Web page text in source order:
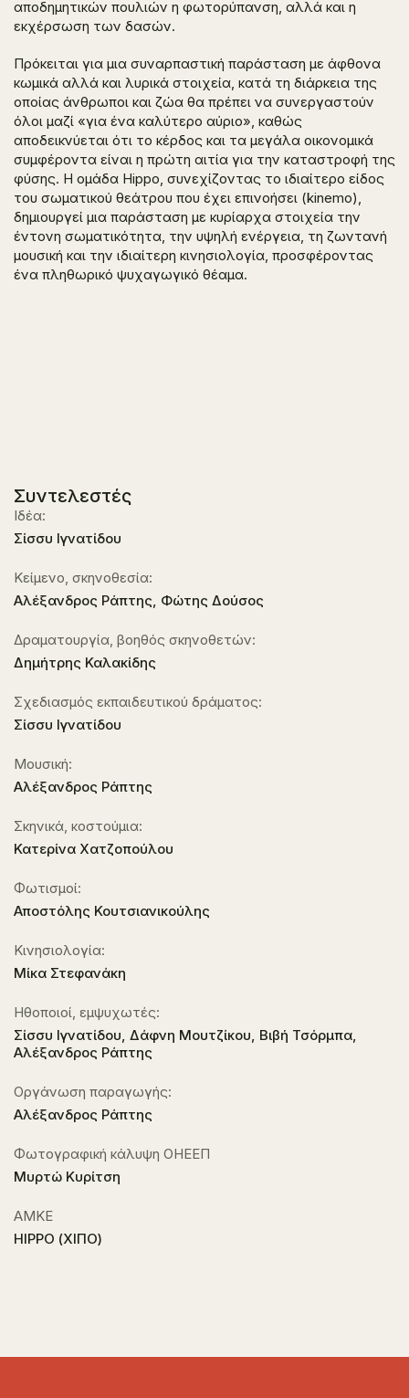
αποδημητικών πουλιών η φωτορύπανση, αλλά και η
εκχέρσωση των δασών.
Πρόκειται για μια συναρπαστική παράσταση με άφθονα
κωμικά αλλά και λυρικά στοιχεία, κατά τη διάρκεια της
οποίας άνθρωποι και ζώα θα πρέπει να συνεργαστούν
όλοι μαζί «για ένα καλύτερο αύριο», καθώς
αποδεικνύεται ότι το κέρδος και τα μεγάλα οικονομικά
συμφέροντα είναι η πρώτη αιτία για την καταστροφή της
φύσης. Η ομάδα Hippo, συνεχίζοντας το ιδιαίτερο είδος
του σωματικού θεάτρου που έχει επινοήσει (kinemo),
δημιουργεί μια παράσταση με κυρίαρχα στοιχεία την
έντονη σωματικότητα, την υψηλή ενέργεια, τη ζωντανή
μουσική και την ιδιαίτερη κινησιολογία, προσφέροντας
ένα πληθωρικό ψυχαγωγικό θέαμα.
Συντελεστές
Ιδέα:
Σίσσυ Ιγνατίδου
Κείμενο, σκηνοθεσία:
Αλέξανδρος Ράπτης, Φώτης Δούσος
Δραματουργία, βοηθός σκηνοθετών:
Δημήτρης Καλακίδης
Σχεδιασμός εκπαιδευτικού δράματος:
Σίσσυ Ιγνατίδου
Μουσική:
Αλέξανδρος Ράπτης
Σκηνικά, κοστούμια:
Κατερίνα Χατζοπούλου
Φωτισμοί:
Αποστόλης Κουτσιανικούλης
Κινησιολογία:
Μίκα Στεφανάκη
Ηθοποιοί, εμψυχωτές:
Σίσσυ Ιγνατίδου, Δάφνη Μουτζίκου, Βιβή Τσόρμπα,
Αλέξανδρος Ράπτης
Οργάνωση παραγωγής:
Αλέξανδρος Ράπτης
Φωτογραφική κάλυψη ΟΗΕΕΠ
Μυρτώ Κυρίτση
ΑΜΚΕ
ΗΙΡΡΟ (ΧΙΠΟ)